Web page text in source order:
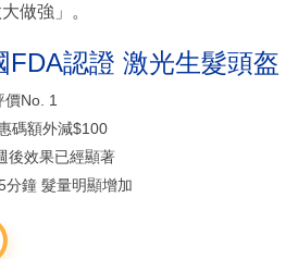
做強」。
FDA認證 激光生髮頭盔
No. 1
碼額外減$100
後效果已經顯著
分鐘 髮量明顯增加